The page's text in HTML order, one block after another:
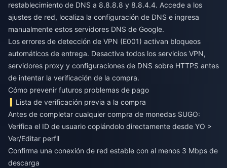
restablecimiento de DNS a 8.8.8.8 y 8.8.4.4. Accede a los
ajustes de red, localiza la configuración de DNS e ingresa
manualmente estos servidores DNS de Google.
Los errores de detección de VPN (E001) activan bloqueos
automáticos de entrega. Desactiva todos los servicios VPN,
servidores proxy y configuraciones de DNS sobre HTTPS antes
de intentar la verificación de la compra.
Cómo prevenir futuros problemas de pago
Lista de verificación previa a la compra
Antes de completar cualquier compra de monedas SUGO:
Verifica el ID de usuario copiándolo directamente desde YO >
Ver/Editar perfil
Confirma una conexión de red estable con al menos 3 Mbps de
descarga